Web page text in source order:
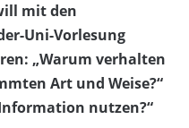
mit den
Uni-Vorlesung
„Warum verhalten
Art und Weise?“
nutzen?“